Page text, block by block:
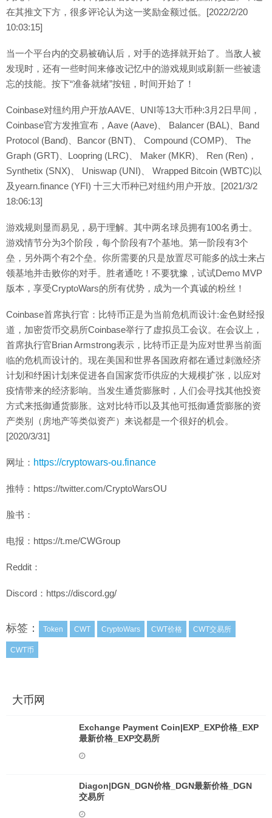
在其推文下方，很多评论认为这一奖励金额过低。[2022/2/20
10:03:15]
当一个平台内的交易被确认后，对手的选择就开始了。当敌人被
发现时，还有一些时间来修改记忆中的游戏规则或刷新一些被遗
忘的技能。按下“准备就绪”按钮，时间开始了！
Coinbase对纽约用户开放AAVE、UNI等13大币种:3月2日早间，
Coinbase官方发推宣布，Aave (Aave)、 Balancer (BAL)、Band
Protocol (Band)、Bancor (BNT)、 Compound (COMP)、 The
Graph (GRT)、Loopring (LRC)、 Maker (MKR)、 Ren (Ren)，
Synthetix (SNX)、 Uniswap (UNI)、 Wrapped Bitcoin (WBTC)以
及yearn.finance (YFI) 十三大币种已对纽约用户开放。[2021/3/2
18:06:13]
游戏规则显而易见，易于理解。其中两名球员拥有100名勇士。
游戏情节分为3个阶段，每个阶段有7个基地。第一阶段有3个
垒，另外两个有2个垒。你所需要的只是放置尽可能多的战士来占
领基地并击败你的对手。胜者通吃！不要犹豫，试试Demo MVP
版本，享受CryptoWars的所有优势，成为一个真诚的粉丝！
Coinbase首席执行官：比特币正是为当前危机而设计:金色财经报
道，加密货币交易所Coinbase举行了虚拟员工会议。在会议上，
首席执行官Brian Armstrong表示，比特币正是为应对世界当前面
临的危机而设计的。现在美国和世界各国政府都在通过刺激经济
计划和纾困计划来促进各自国家货币供应的大规模扩张，以应对
疫情带来的经济影响。当发生通货膨胀时，人们会寻找其他投资
方式来抵御通货膨胀。这对比特币以及其他可抵御通货膨胀的资
产类别（房地产等类似资产）来说都是一个很好的机会。
[2020/3/31]
网址： https://cryptowars-ou.finance
推特：https://twitter.com/CryptoWarsOU
脸书：
电报：https://t.me/CWGroup
Reddit：
Discord：https://discord.gg/
标签： Token CWT CryptoWars CWT价格 CWT交易所
CWT币
大币网
Exchange Payment Coin|EXP_EXP价格_EXP
最新价格_EXP交易所
Diagon|DGN_DGN价格_DGN最新价格_DGN
交易所